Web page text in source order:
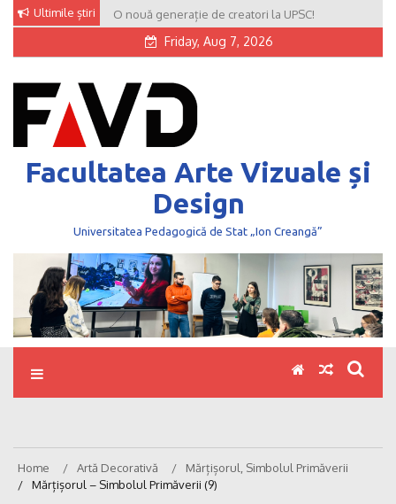
Skip
content
Ultimile știri O nouă generație de creatori la UPSC!
Friday, Aug 7, 2026
Facultatea Arte Vizuale și
Design
Universitatea Pedagogică de Stat „Ion Creangă”
Home Artă Decorativă
Mărțișorul, Simbolul Primăverii
Mărțișorul – Simbolul Primăverii (9)